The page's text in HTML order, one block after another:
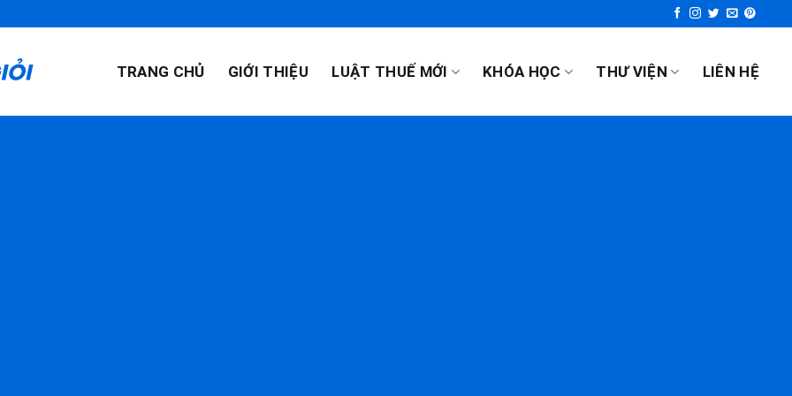
TRANG CHỦ GIỚI THIỆU LUẬT THUẾ MỚI KHÓA HỌC THƯ VIỆN LIÊN HỆ